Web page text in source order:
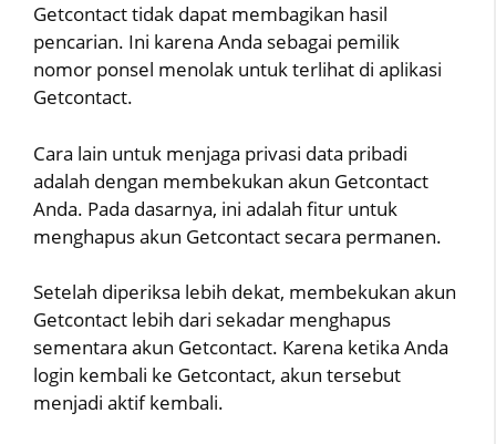
Getcontact tidak dapat membagikan hasil
pencarian. Ini karena Anda sebagai pemilik
nomor ponsel menolak untuk terlihat di aplikasi
Getcontact.
Cara lain untuk menjaga privasi data pribadi
adalah dengan membekukan akun Getcontact
Anda. Pada dasarnya, ini adalah fitur untuk
menghapus akun Getcontact secara permanen.
Setelah diperiksa lebih dekat, membekukan akun
Getcontact lebih dari sekadar menghapus
sementara akun Getcontact. Karena ketika Anda
login kembali ke Getcontact, akun tersebut
menjadi aktif kembali.